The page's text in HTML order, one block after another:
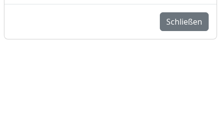
Schließen